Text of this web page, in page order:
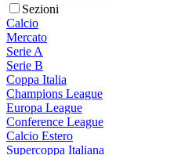
Sezioni
Calcio
Mercato
Serie A
Serie B
Coppa Italia
Champions League
Europa League
Conference League
Calcio Estero
Supercoppa Italiana